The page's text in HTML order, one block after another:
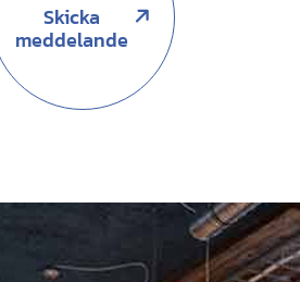
Skicka
meddelande